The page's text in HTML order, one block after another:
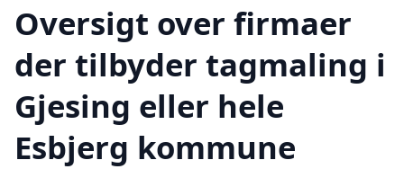
Oversigt over firmaer
der tilbyder tagmaling i
Gjesing eller hele
Esbjerg kommune